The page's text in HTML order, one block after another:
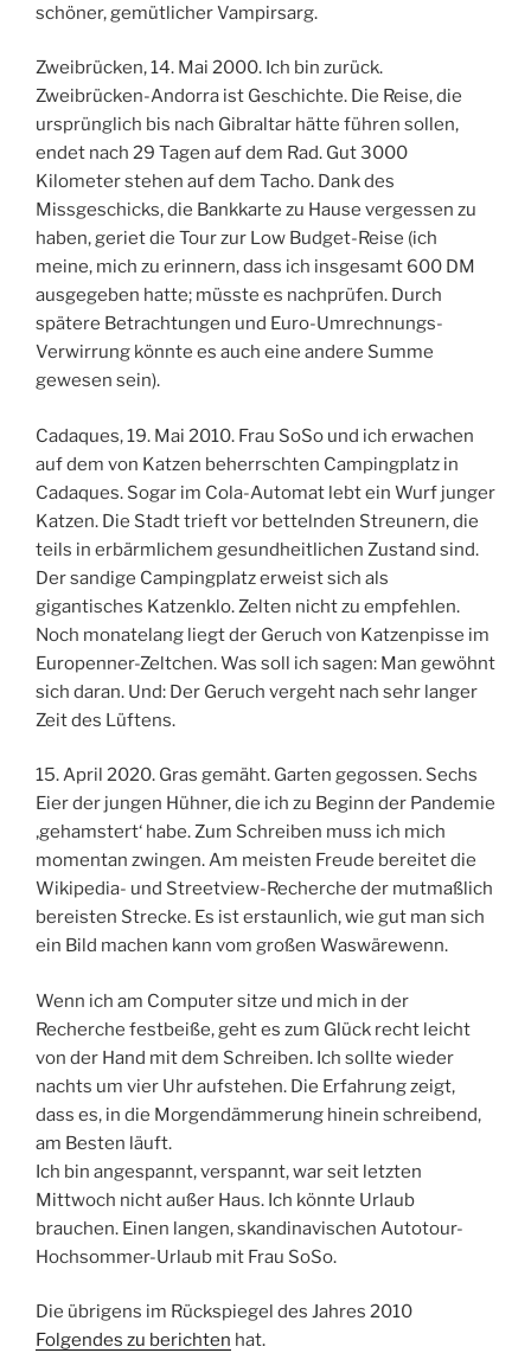
schöner, gemütlicher Vampirsarg.
Zweibrücken, 14. Mai 2000. Ich bin zurück.
Zweibrücken-Andorra ist Geschichte. Die Reise, die
ursprünglich bis nach Gibraltar hätte führen sollen,
endet nach 29 Tagen auf dem Rad. Gut 3000
Kilometer stehen auf dem Tacho. Dank des
Missgeschicks, die Bankkarte zu Hause vergessen zu
haben, geriet die Tour zur Low Budget-Reise (ich
meine, mich zu erinnern, dass ich insgesamt 600 DM
ausgegeben hatte; müsste es nachprüfen. Durch
spätere Betrachtungen und Euro-Umrechnungs-
Verwirrung könnte es auch eine andere Summe
gewesen sein).
Cadaques, 19. Mai 2010. Frau SoSo und ich erwachen
auf dem von Katzen beherrschten Campingplatz in
Cadaques. Sogar im Cola-Automat lebt ein Wurf junger
Katzen. Die Stadt trieft vor bettelnden Streunern, die
teils in erbärmlichem gesundheitlichen Zustand sind.
Der sandige Campingplatz erweist sich als
gigantisches Katzenklo. Zelten nicht zu empfehlen.
Noch monatelang liegt der Geruch von Katzenpisse im
Europenner-Zeltchen. Was soll ich sagen: Man gewöhnt
sich daran. Und: Der Geruch vergeht nach sehr langer
Zeit des Lüftens.
15. April 2020. Gras gemäht. Garten gegossen. Sechs
Eier der jungen Hühner, die ich zu Beginn der Pandemie
‚gehamstert‘ habe. Zum Schreiben muss ich mich
momentan zwingen. Am meisten Freude bereitet die
Wikipedia- und Streetview-Recherche der mutmaßlich
bereisten Strecke. Es ist erstaunlich, wie gut man sich
ein Bild machen kann vom großen Waswärewenn.
Wenn ich am Computer sitze und mich in der
Recherche festbeiße, geht es zum Glück recht leicht
von der Hand mit dem Schreiben. Ich sollte wieder
nachts um vier Uhr aufstehen. Die Erfahrung zeigt,
dass es, in die Morgendämmerung hinein schreibend,
am Besten läuft.
Ich bin angespannt, verspannt, war seit letzten
Mittwoch nicht außer Haus. Ich könnte Urlaub
brauchen. Einen langen, skandinavischen Autotour-
Hochsommer-Urlaub mit Frau SoSo.
Die übrigens im Rückspiegel des Jahres 2010
Folgendes zu berichten hat.